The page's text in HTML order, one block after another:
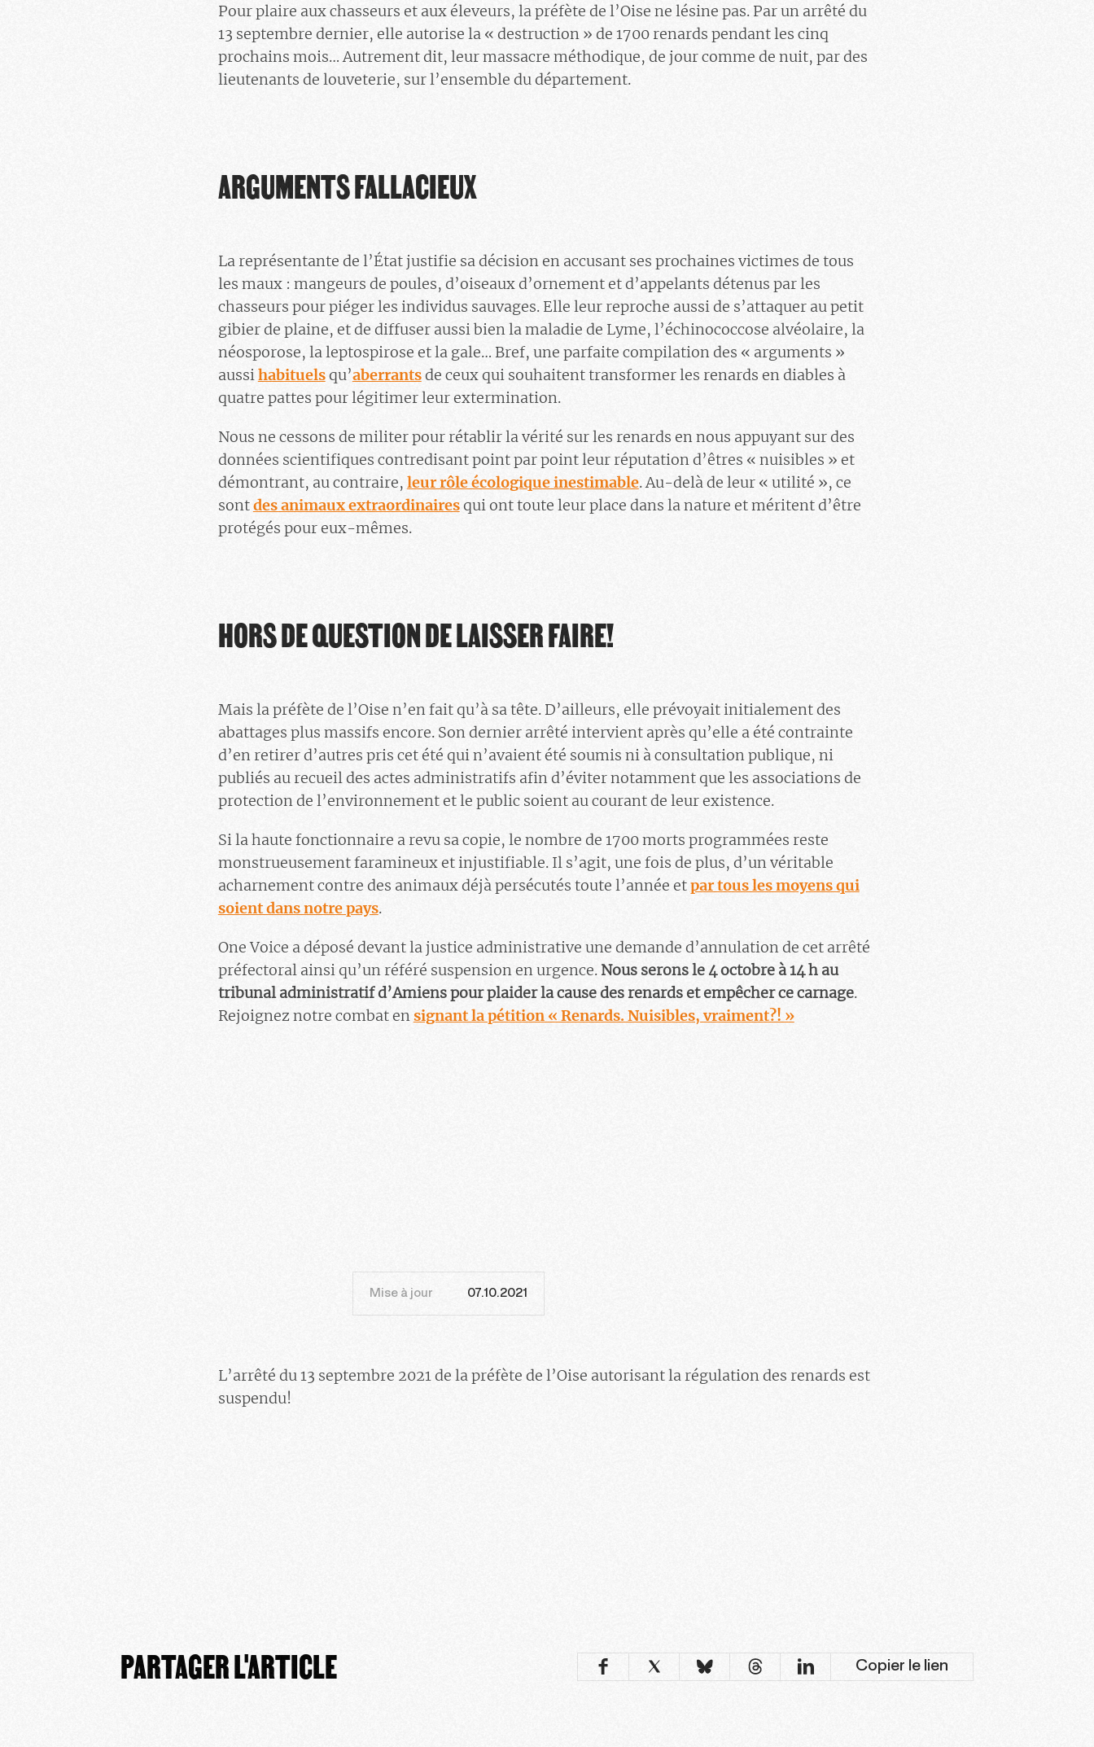
Pour plaire aux chasseurs et aux éleveurs, la préfète de l’Oise ne lésine pas. Par un arrêté du
13 septembre dernier, elle autorise la « destruction » de 1700 renards pendant les cinq
prochains mois… Autrement dit, leur massacre méthodique, de jour comme de nuit, par des
lieutenants de louveterie, sur l’ensemble du département.
ARGUMENTS FALLACIEUX
La représentante de l’État justifie sa décision en accusant ses prochaines victimes de tous
les maux : mangeurs de poules, d’oiseaux d’ornement et d’appelants détenus par les
chasseurs pour piéger les individus sauvages. Elle leur reproche aussi de s’attaquer au petit
gibier de plaine, et de diffuser aussi bien la maladie de Lyme, l’échinococcose alvéolaire, la
néosporose, la leptospirose et la gale… Bref, une parfaite compilation des « arguments »
aussihabituelsqu’aberrantsde ceux qui souhaitent transformer les renards en diables à
quatre pattes pour légitimer leur extermination.
Nous ne cessons de militer pour rétablir la vérité sur les renards en nous appuyant sur des
données scientifiques contredisant point par point leur réputation d’êtres « nuisibles » et
démontrant, au contraire, leur rôle écologique inestimable. Au-delà de leur « utilité », ce
sontdes animaux extraordinairesqui ont toute leur place dans la nature et méritent d’être
protégés pour eux-mêmes.
HORS DE QUESTION DE LAISSER FAIRE!
Mais la préfète de l’Oise n’en fait qu’à sa tête. D’ailleurs, elle prévoyait initialement des
abattages plus massifs encore. Son dernier arrêté intervient après qu’elle a été contrainte
d’en retirer d’autres pris cet été qui n’avaient été soumis ni à consultation publique, ni
publiés au recueil des actes administratifs afin d’éviter notamment que les associations de
protection de l’environnement et le public soient au courant de leur existence.
Si la haute fonctionnaire a revu sa copie, le nombre de 1700 morts programmées reste
monstrueusement faramineux et injustifiable. Il s’agit, une fois de plus, d’un véritable
acharnement contre des animaux déjà persécutés toute l’année etpar tous les moyens qui
soient dans notre pays.
One Voice a déposé devant la justice administrative une demande d’annulation de cet arrêté
préfectoral ainsi qu’un référé suspension en urgence. Nous serons le 4 octobre à 14 h au
tribunal administratif d’Amiens pour plaider la cause des renards et empêcher ce carnage.
Rejoignez notre combat ensignant la pétition « Renards. Nuisibles, vraiment?! »
Mise à jour 07.10.2021
L’arrêté du 13 septembre 2021 de la préfète de l’Oise autorisant la régulation des renards est
suspendu!
PARTAGER L'ARTICLE Copier le lien